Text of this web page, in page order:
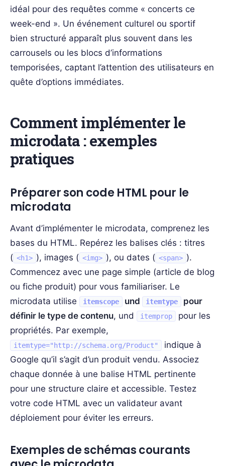
idéal pour des requêtes comme « concerts ce
week-end ». Un événement culturel ou sportif
bien structuré apparaît plus souvent dans les
carrousels ou les blocs d’informations
temporisées, captant l’attention des utilisateurs en
quête d’options immédiates.
Comment implémenter le
microdata : exemples
pratiques
Préparer son code HTML pour le
microdata
Avant d’implémenter le microdata, comprenez les
bases du HTML. Repérez les balises clés : titres
( <h1> ), images ( <img> ), ou dates ( <span> ).
Commencez avec une page simple (article de blog
ou fiche produit) pour vous familiariser. Le
microdata utilise
itemscope und itemtype
pour
définir le type de contenu, und itemprop
pour les
propriétés. Par exemple,
itemtype="http://schema.org/Product"
indique à
Google qu’il s’agit d’un produit vendu. Associez
chaque donnée à une balise HTML pertinente
pour une structure claire et accessible. Testez
votre code HTML avec un validateur avant
déploiement pour éviter les erreurs.
Exemples de schémas courants